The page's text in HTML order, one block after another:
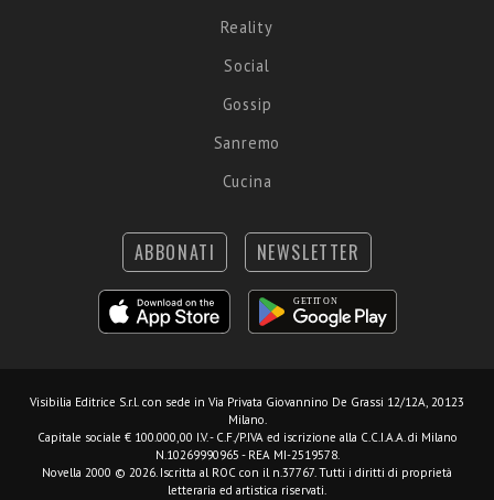
Reality
Social
Gossip
Sanremo
Cucina
ABBONATI NEWSLETTER
Visibilia Editrice S.r.l. con sede in Via Privata Giovannino De Grassi 12/12A, 20123
Milano.
Capitale sociale € 100.000,00 I.V. - C.F./P.IVA ed iscrizione alla C.C.I.A.A. di Milano
N.10269990965 - REA MI-2519578.
Novella 2000 © 2026. Iscritta al ROC con il n.37767. Tutti i diritti di proprietà
letteraria ed artistica riservati.